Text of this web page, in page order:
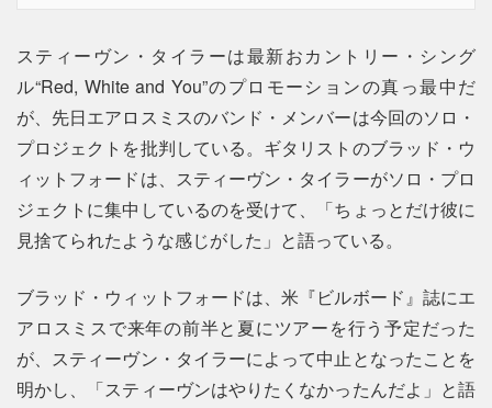
スティーヴン・タイラーは最新おカントリー・シング
ル“Red, White and You”のプロモーションの真っ最中だ
が、先日エアロスミスのバンド・メンバーは今回のソロ・
プロジェクトを批判している。ギタリストのブラッド・ウ
ィットフォードは、スティーヴン・タイラーがソロ・プロ
ジェクトに集中しているのを受けて、「ちょっとだけ彼に
見捨てられたような感じがした」と語っている。
ブラッド・ウィットフォードは、米『ビルボード』誌にエ
アロスミスで来年の前半と夏にツアーを行う予定だった
が、スティーヴン・タイラーによって中止となったことを
明かし、「スティーヴンはやりたくなかったんだよ」と語